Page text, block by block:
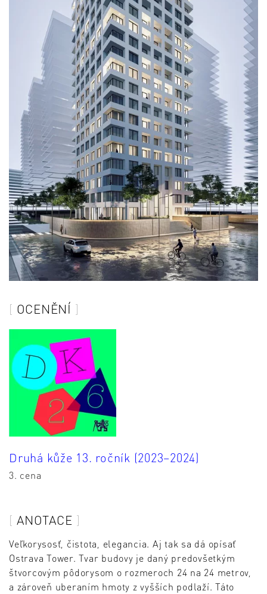
OCENĚNÍ
Druhá kůže 13. ročník (2023–2024)
3. cena
ANOTACE
Veľkorysosť, čistota, elegancia. Aj tak sa dá opísať
Ostrava Tower. Tvar budovy je daný predovšetkým
štvorcovým pôdorysom o rozmeroch 24 na 24 metrov,
a zároveň uberaním hmoty z vyšších podlaží. Táto